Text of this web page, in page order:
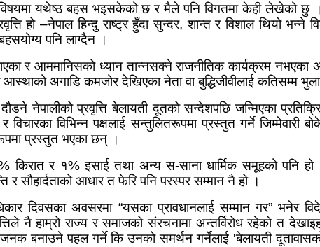
विषयमा यथेष्ठ बहस भइसकेको छ र मैले पनि विगतमा केही लेखेको छु
हो–नेपाल हिन्दु राष्ट्र हुँदा सुन्दर,शान्त र विशाल थियो भन्ने
पनि लाग्दैन ।
र आममानिसको ध्यान तान्नसक्ने राजनीतिक कार्यक्रम नभएका
अगाडि कमजोर देखिएका नेता वा बुद्धिजीवीलाई कतिसम्म
नेपालीको प्रवृत्ति बेलायती दूतको सन्देशपछि जन्मिएका
विचारका विभिन्न पक्षलाई सन्तुलितरूपमा प्रस्तुत गर्ने जिम्मेवारी
प्रस्तुत भएका छन् ।
किरात र १% इसाई तथा अन्य स-साना धार्मिक समूहको पनि
र सौहार्दताको आधार त फेरि पनि परस्पर सम्मान नै हो ।
दिवसका अवसरमा“यसका प्रावधानलाई सम्मान गर”भनेर
नै हाम्रो राज्य र समाजको संरचनामा अन्तर्विरोध रहेको त
बनाउने पहल गर्ने कि उनको समर्थन गर्नेलाई 'बेलायती